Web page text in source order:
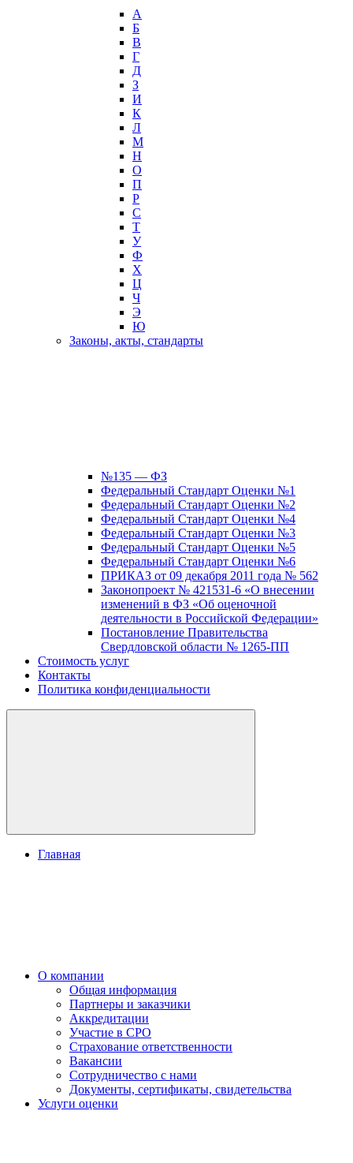
А
Б
В
Г
Д
З
И
К
Л
М
Н
О
П
Р
С
Т
У
Ф
Х
Ц
Ч
Э
Ю
Законы, акты, стандарты
№135 — ФЗ
Федеральный Стандарт Оценки №1
Федеральный Стандарт Оценки №2
Федеральный Стандарт Оценки №4
Федеральный Стандарт Оценки №3
Федеральный Стандарт Оценки №5
Федеральный Стандарт Оценки №6
ПРИКАЗ от 09 декабря 2011 года № 562
Законопроект № 421531-6 «О внесении
изменений в ФЗ «Об оценочной
деятельности в Российской Федерации»
Постановление Правительства
Свердловской области № 1265-ПП
Стоимость услуг
Контакты
Политика конфиденциальности
Главная
О компании
Общая информация
Партнеры и заказчики
Аккредитации
Участие в СРО
Страхование ответственности
Вакансии
Сотрудничество с нами
Документы, сертификаты, свидетельства
Услуги оценки